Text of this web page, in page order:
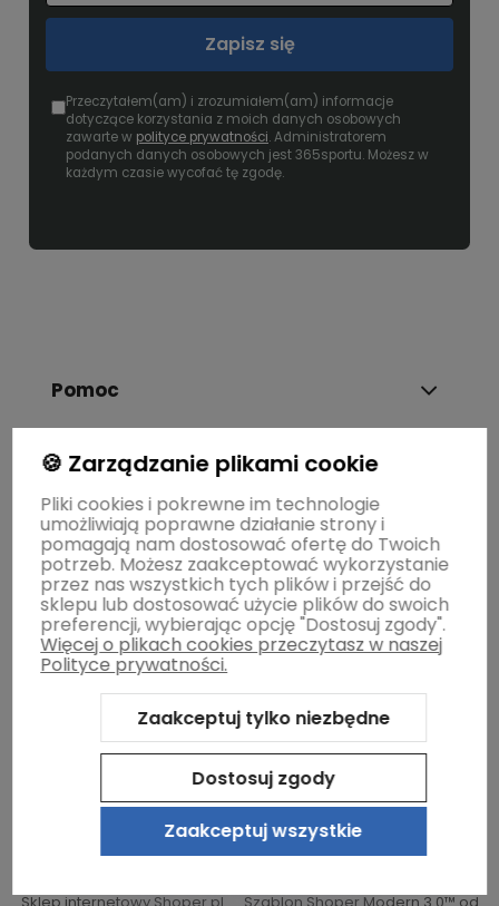
Zapisz się
Przeczytałem(am) i zrozumiałem(am) informacje
dotyczące korzystania z moich danych osobowych
zawarte w polityce prywatności. Administratorem
podanych danych osobowych jest 365sportu. Możesz w
każdym czasie wycofać tę zgodę.
Pomoc
Dostawa i płatność
Moje konto
Gwarancja i zwroty
O firmie
🍪 Zarządzanie plikami cookie
Pliki cookies i pokrewne im technologie
umożliwiają poprawne działanie strony i
pomagają nam dostosować ofertę do Twoich
potrzeb. Możesz zaakceptować wykorzystanie
przez nas wszystkich tych plików i przejść do
sklepu lub dostosować użycie plików do swoich
preferencji, wybierając opcję "Dostosuj zgody".
Więcej o plikach cookies przeczytasz w naszej
Polityce prywatności.
Zaakceptuj tylko niezbędne
Dostosuj zgody
Zaakceptuj wszystkie